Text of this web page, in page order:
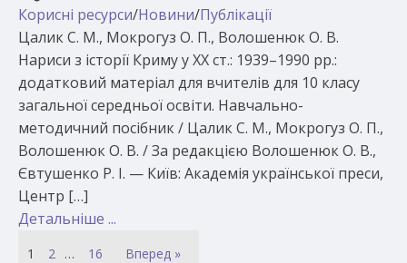
Корисні ресурси/Новини/Публікації
Цалик С. М., Мокрогуз О. П., Волошенюк О. В.
Нариси з історії Криму у ХХ ст.: 1939–1990 рр.:
додатковий матеріал для вчителів для 10 класу
загальної середньої освіти. Навчально-
методичний посібник / Цалик С. М., Мокрогуз О. П.,
Волошенюк О. В. / За редакцією Волошенюк О. В.,
Євтушенко Р. І. — Київ: Академія української преси,
Центр […]
Детальніше ...
1 2 … 16 Вперед »